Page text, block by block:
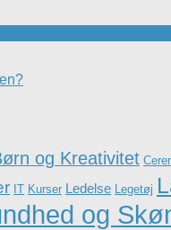
og Kreativitet
IT Kurser Ledelse Legetøj
og